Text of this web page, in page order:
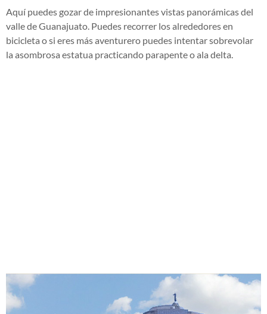
Aquí puedes gozar de impresionantes vistas panorámicas del
valle de Guanajuato. Puedes recorrer los alrededores en
bicicleta o si eres más aventurero puedes intentar sobrevolar
la asombrosa estatua practicando parapente o ala delta.